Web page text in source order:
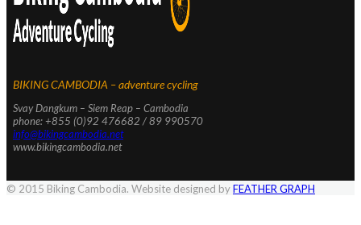
BIKING CAMBODIA – adventure cycling
Svay Dangkum – Siem Reap – Cambodia
phone: +855 (0)92 476682 / 89 990570
info@bikingcambodia.net
www.bikingcambodia.net
© 2015 Biking Cambodia. Website designed byFEATHER GRAPH